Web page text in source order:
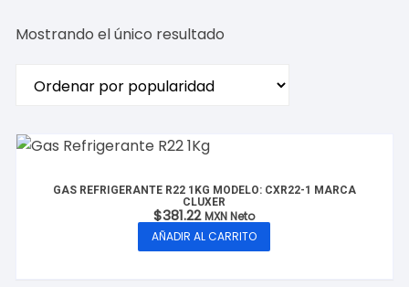
Mostrando el único resultado
GAS REFRIGERANTE R22 1KG MODELO: CXR22-1 MARCA
CLUXER
$381.22 MXN Neto
AÑADIR AL CARRITO